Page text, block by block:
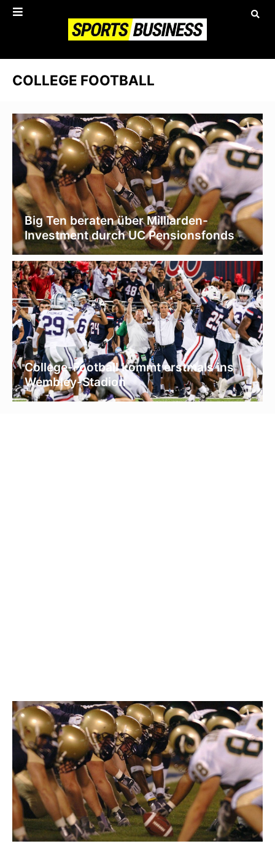
COLLEGE FOOTBALL
Big Ten beraten über Milliarden-
Investment durch UC Pensionsfonds
College-Football kommt erstmals ins
Wembley-Stadion